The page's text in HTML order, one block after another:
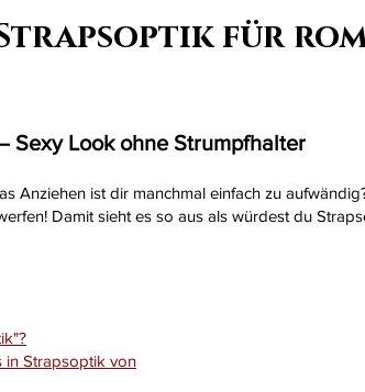
Strapsoptik für
Sexy Look ohne Strumpfhalter
Anziehen ist dir manchmal einfach zu
Damit sieht es so aus als würdest du
in Strapsoptik von